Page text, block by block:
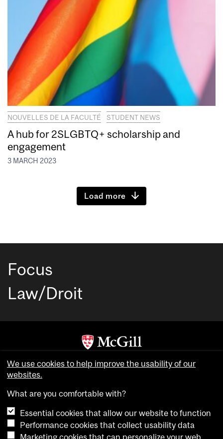
NOUVELLES DE LA FACULTÉ STUDENT NEWS
A hub for 2SLGBTQ+ scholarship and
engagement
3 MARCH 2023
Load more
Focus
Law/Droit
Copyright © McGill University. All rights reserved.
Cookie settings
We use cookies to help improve the usability of our
websites.
What are you comfortable with?
Essential cookies that allow our website to function
Performance cookies that collect usability data
Marketing cookies that can personalize your web